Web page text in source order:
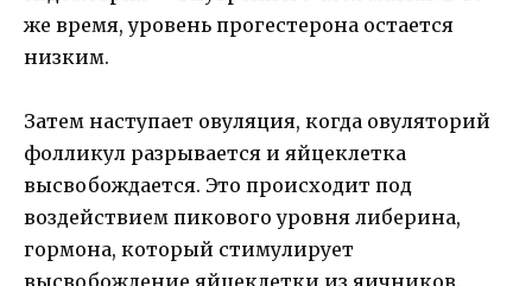
же время, уровень прогестерона остается
низким.
Затем наступает овуляция, когда овуляторий
фолликул разрывается и яйцеклетка
высвобождается. Это происходит под
воздействием пикового уровня либерина,
гормона, который стимулирует
высвобождение яйцеклетки из яичников.